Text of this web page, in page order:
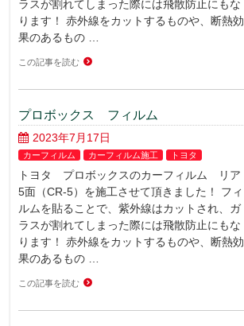
ラスが割れてしまった際には飛散防止にもな
ります！ 赤外線をカットするものや、断熱効
果のあるもの …
この記事を読む
プロボックス フィルム
2023年7月17日
カーフィルム カーフィルム施工 トヨタ
トヨタ プロボックスのカーフィルム リア
5面（CR-5）を施工させて頂きました！ フィ
ルムを貼ることで、紫外線はカットされ、ガ
ラスが割れてしまった際には飛散防止にもな
ります！ 赤外線をカットするものや、断熱効
果のあるもの …
この記事を読む